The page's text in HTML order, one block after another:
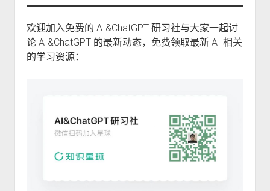
欢迎加入免费的 AI&ChatGPT 研习社与大家一起讨
论 AI&ChatGPT 的最新动态，免费领取最新 AI 相关
的学习资源：